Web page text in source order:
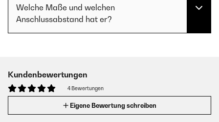
Welche Maße und welchen
Anschlussabstand hat er?
Kundenbewertungen
4 Bewertungen
Eigene Bewertung schreiben